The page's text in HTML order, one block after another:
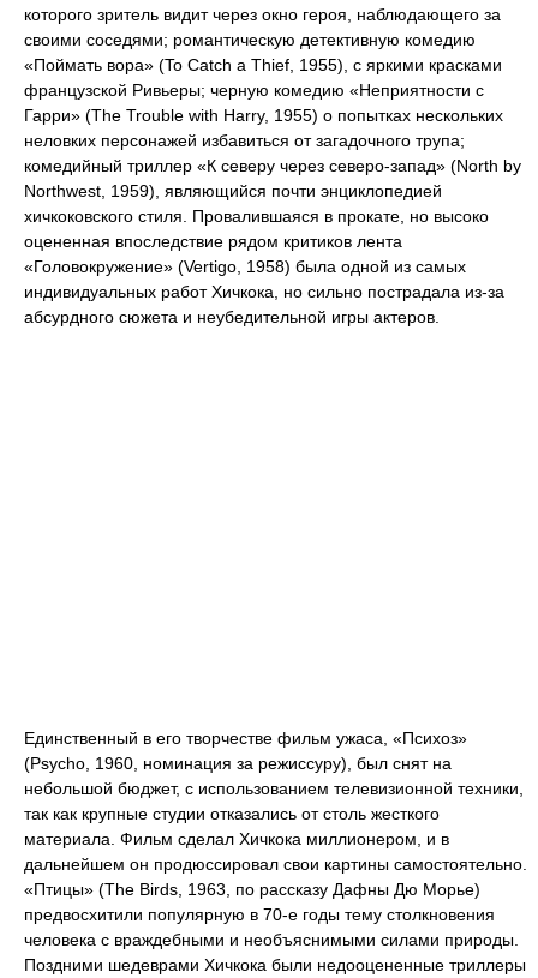
которого зритель видит через окно героя, наблюдающего за
своими соседями; романтическую детективную комедию
«Поймать вора» (To Catch a Thief, 1955), с яркими красками
французской Ривьеры; черную комедию «Неприятности с
Гарри» (The Trouble with Harry, 1955) о попытках нескольких
неловких персонажей избавиться от загадочного трупа;
комедийный триллер «К северу через северо-запад» (North by
Northwest, 1959), являющийся почти энциклопедией
хичкоковского стиля. Провалившаяся в прокате, но высоко
оцененная впоследствие рядом критиков лента
«Головокружение» (Vertigo, 1958) была одной из самых
индивидуальных работ Хичкока, но сильно пострадала из-за
абсурдного сюжета и неубедительной игры актеров.
Единственный в его творчестве фильм ужаса, «Психоз»
(Psycho, 1960, номинация за режиссуру), был снят на
небольшой бюджет, с использованием телевизионной техники,
так как крупные студии отказались от столь жесткого
материала. Фильм сделал Хичкока миллионером, и в
дальнейшем он продюсcировал свои картины самостоятельно.
«Птицы» (The Birds, 1963, по рассказу Дафны Дю Морье)
предвосхитили популярную в 70-е годы тему столкновения
человека с враждебными и необъяснимыми силами природы.
Поздними шедеврами Хичкока были недооцененные триллеры